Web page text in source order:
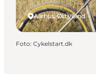
Aarhus, Østjylland
Foto: Cykelstart.dk